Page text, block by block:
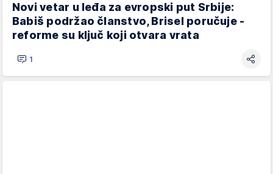
Novi vetar u leđa za evropski put Srbije:
Babiš podržao članstvo, Brisel poručuje -
reforme su ključ koji otvara vrata
1